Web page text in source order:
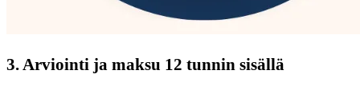
3. Arviointi ja maksu 12 tunnin sisällä